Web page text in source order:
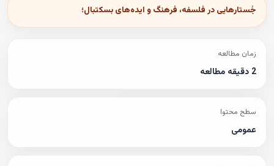
جُستارهایی در فلسفه، فرهنگ و ایده‌های بسکتبال؛
زمان مطالعه
2 دقیقه مطالعه
سطح محتوا
عمومی